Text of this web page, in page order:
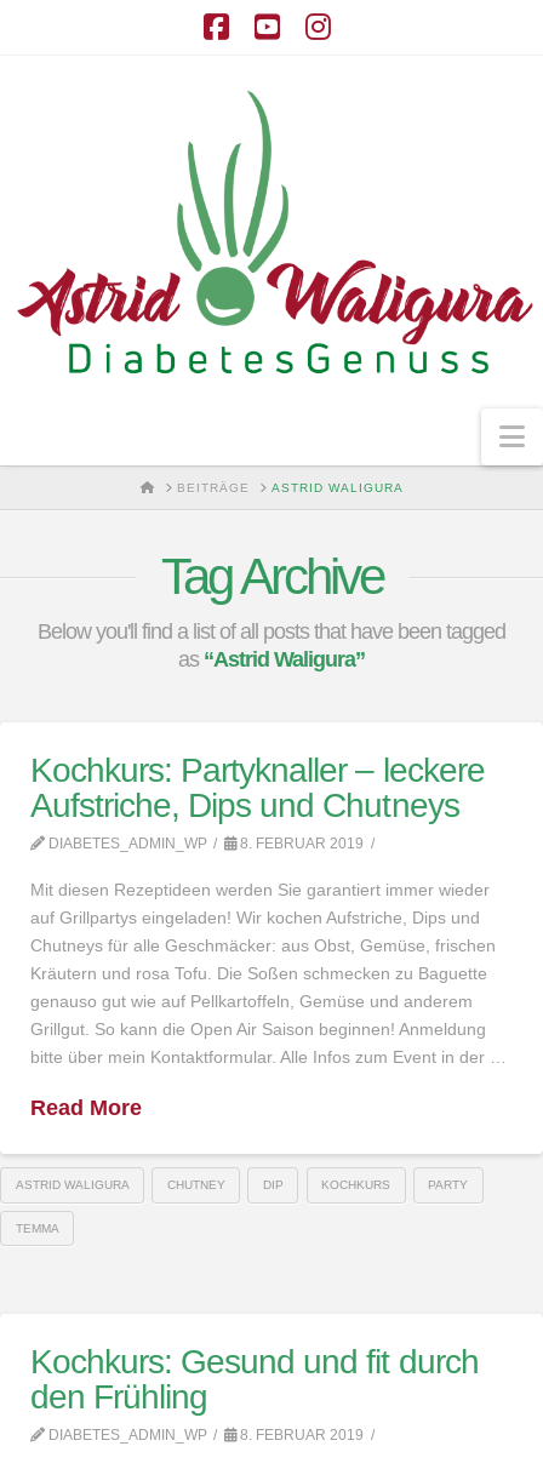
HOMEBEITRÄGE ASTRID WALIGURA
Tag Archive
Below you'll find a list of all posts that have been tagged
as “Astrid Waligura”
Kochkurs: Partyknaller – leckere
Aufstriche, Dips und Chutneys
DIABETES_ADMIN_WP 8. FEBRUAR 2019
Mit diesen Rezeptideen werden Sie garantiert immer wieder
auf Grillpartys eingeladen! Wir kochen Aufstriche, Dips und
Chutneys für alle Geschmäcker: aus Obst, Gemüse, frischen
Kräutern und rosa Tofu. Die Soßen schmecken zu Baguette
genauso gut wie auf Pellkartoffeln, Gemüse und anderem
Grillgut. So kann die Open Air Saison beginnen! Anmeldung
bitte über mein Kontaktformular. Alle Infos zum Event in der …
Read More
ASTRID WALIGURA CHUTNEY DIP KOCHKURS PARTY
TEMMA
Kochkurs: Gesund und fit durch
den Frühling
DIABETES_ADMIN_WP 8. FEBRUAR 2019